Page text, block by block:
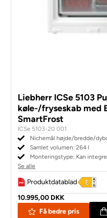
Liebherr ICSe 5103
køle-/fryseskab med
SmartFrost
ICSe 5103-20 001
Nichemål højde/bredde/
Samlet volumen: 264 l
Monteringstype: Kan
Se alle
Produktdatablad
10.995,00 DKK
Få bedre pris